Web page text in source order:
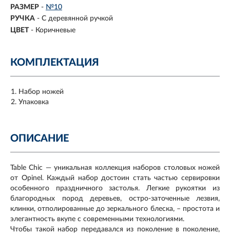
РАЗМЕР - №10
РУЧКА - С деревянной ручкой
ЦВЕТ - Коричневые
КОМПЛЕКТАЦИЯ
Набор ножей
Упаковка
ОПИСАНИЕ
Table Chic — уникальная коллекция наборов столовых ножей
от Opinel. Каждый набор достоин стать частью сервировки
особенного праздничного застолья. Легкие рукоятки из
благородных пород деревьев, остро-заточенные лезвия,
клинки, отполированные до зеркального блеска, – простота и
элегантность вкупе с современными технологиями.
Чтобы такой набор передавался из поколение в поколение,